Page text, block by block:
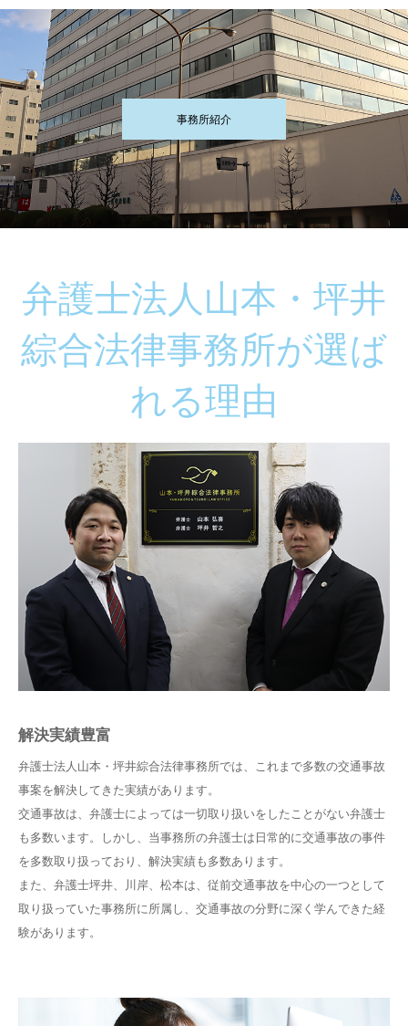
事務所紹介
弁護士法人山本・坪井
綜合法律事務所が選ば
れる理由
解決実績豊富
弁護士法人山本・坪井綜合法律事務所では、これまで多数の交通事故
事案を解決してきた実績があります。
交通事故は、弁護士によっては一切取り扱いをしたことがない弁護士
も多数います。しかし、当事務所の弁護士は日常的に交通事故の事件
を多数取り扱っており、解決実績も多数あります。
また、弁護士坪井、川岸、松本は、従前交通事故を中心の一つとして
取り扱っていた事務所に所属し、交通事故の分野に深く学んできた経
験があります。